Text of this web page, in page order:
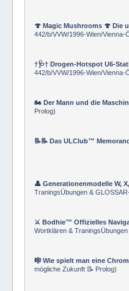
🍄 Magic Mushrooms 🍄 Die
442/b/VVW/1996-Wien/
†🩺† Drogen-Hotspot U6-
442/b/VVW/1996-Wien/
🏍 Der Mann und die
Prolog)
📝📝 Das ULClub™
👤 Generationenmodelle W,
TraningsÜbungen &
⚔️ Bodhie™ Offizielles
Wortklären &
🎼 Wie spielt man eine
mögliche Zukunft 📝 Prolog)